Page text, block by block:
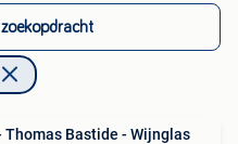
Thomas Bastide - Wijnglas